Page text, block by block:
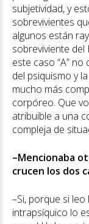
subjetividad, y
sobrevivientes
algunos están
sobreviviente del
este caso “A” no
del psiquismo y
mucho más
corpóreo. Que
atribuible a una
compleja de
–Mencionaba
crucen los dos
–Si, porque si
intrapsíquico lo